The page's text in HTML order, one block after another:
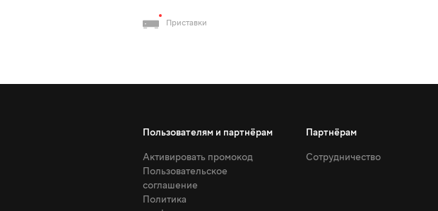
Приставки
Пользователям и партнёрам
Активировать промокод
Пользовательское
соглашение
Политика
Партнёрам
Сотрудничество